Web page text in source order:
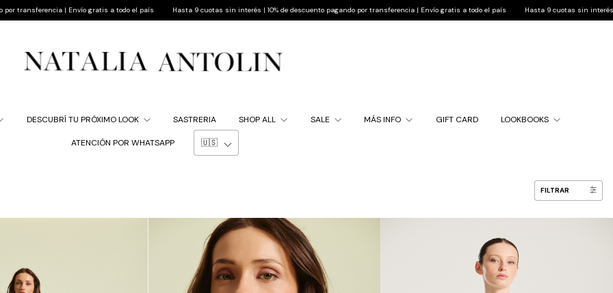
a todo el país Hasta 9 cuotas sin interés | 10% de descuento pagando por transferencia | Envío gratis a todo el país Hasta 9 cuotas sin interés | 10% de descuento
DESCUBRÍ TU PRÓXIMO LOOK SASTRERIA SHOP ALL SALE MÁS INFO GIFT CARD LOOKBOOKS
ATENCIÓN POR WHATSAPP
FILTRAR